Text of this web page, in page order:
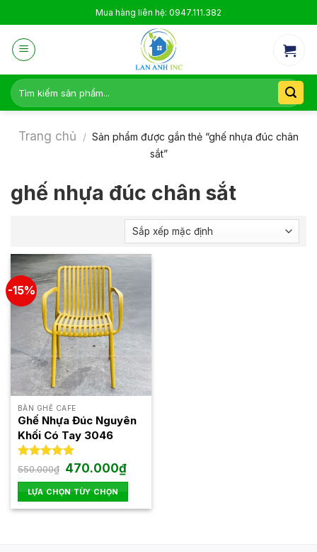
to
content
Mua hàng liên hệ: 0947.111.382
Tìm
kiếm:
Trang chủ / Sản phẩm được gắn thẻ “ghế nhựa đúc chân
sắt”
ghế nhựa đúc chân sắt
-15%
BÀN GHẾ CAFE
Ghế Nhựa Đúc Nguyên
Khối Có Tay 3046
Được xếp
5.00
5 sao
550.000₫ Giá
gốc
là:
550.000₫.
470.000₫Giá
hiện
tại
là:
470.000₫.
LỰA CHỌN TÙY CHỌN
Sản